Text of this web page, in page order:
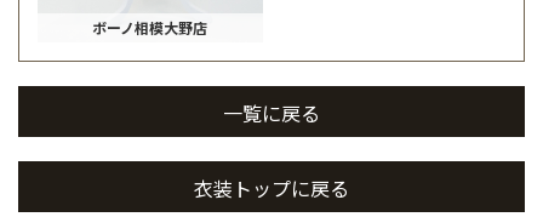
ボーノ相模大野店
一覧に戻る
衣装トップに戻る